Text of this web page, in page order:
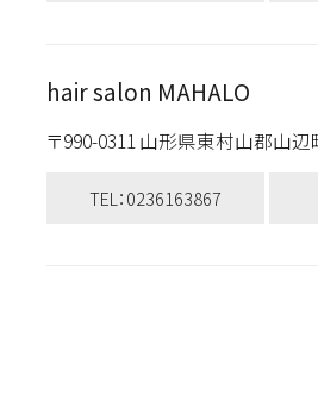
hair salon MAHALO
〒990-0311 山形県東村山郡山辺
TEL：0236163867